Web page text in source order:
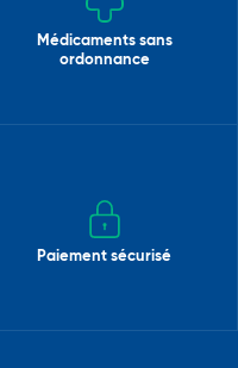
Médicaments sans
ordonnance
Paiement sécurisé